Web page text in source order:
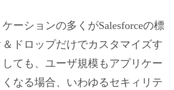
ーションの多くがSalesforceの標
ドロップだけでカスタマイズす
ても、ユーザ規模もアプリケー
なる場合、いわゆるセキィリテ